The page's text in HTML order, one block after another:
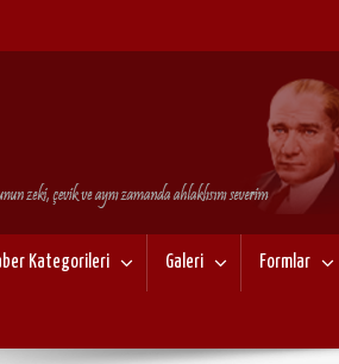
Kategorileri Galeri Formlar